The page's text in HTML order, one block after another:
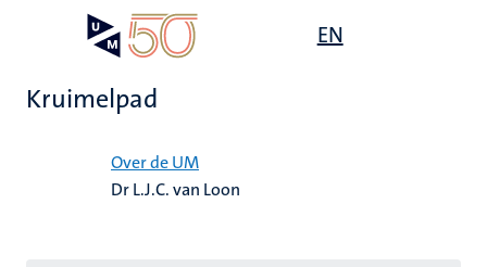
EN
Kruimelpad
Over de UM
Dr L.J.C. van Loon